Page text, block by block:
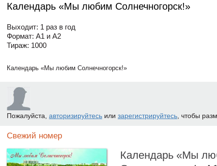
Календарь «Мы любим Солнечногорск!»
Выходит: 1 раз в год
Формат: А1 и А2
Тираж: 1000
Календарь «Мы любим Солнечногорск!»
Пожалуйста, авторизируйтесь или зарегистрируйтесь , чтобы
Свежий номер
Календарь «Мы